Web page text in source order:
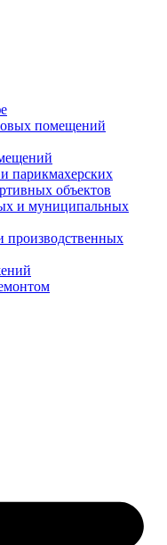
помещений
парикмахерских
объектов
и муниципальных